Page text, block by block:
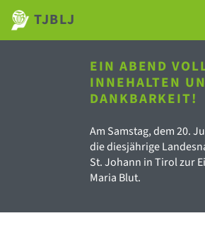
TJBLJ
EIN ABEND
INNEHALTEN
DANKBARKEIT!
Am Samstag, dem 20.
die diesjährige
St. Johann in Tirol zur
Maria Blut.